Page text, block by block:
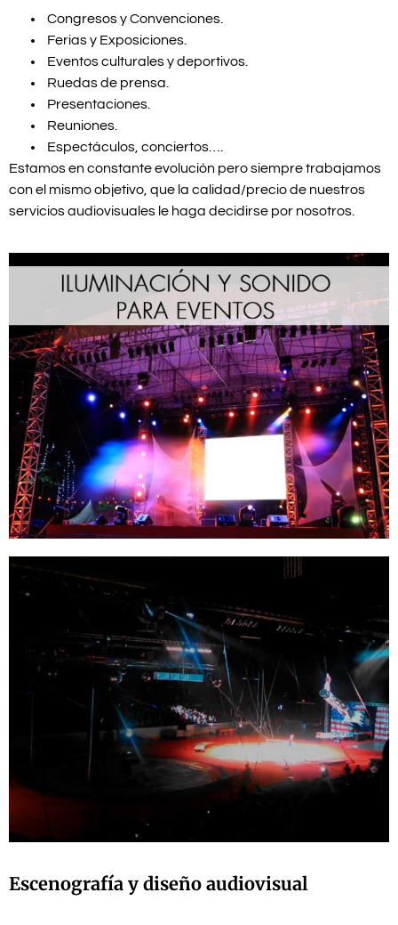
Congresos y Convenciones.
Ferias y Exposiciones.
Eventos culturales y deportivos.
Ruedas de prensa.
Presentaciones.
Reuniones.
Espectáculos, conciertos….
Estamos en constante evolución pero siempre trabajamos
con el mismo objetivo, que la calidad/precio de nuestros
servicios audiovisuales le haga decidirse por nosotros.
Escenografía y diseño audiovisual